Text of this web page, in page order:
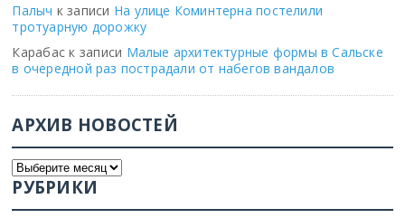
Палыч к записи На улице Коминтерна постелили
тротуарную дорожку
Карабас к записи Малые архитектурные формы в Сальске
в очередной раз пострадали от набегов вандалов
АРХИВ НОВОСТЕЙ
РУБРИКИ